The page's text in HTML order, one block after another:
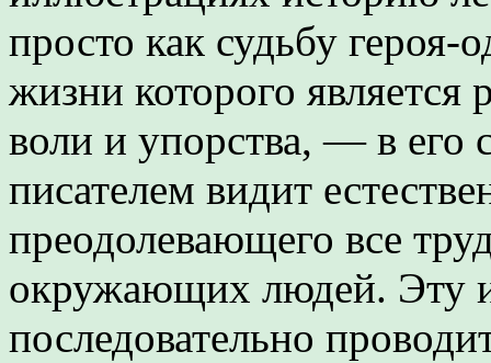
просто как судьбу
жизни которого является
воли и упорства, — в его
писателем видит
преодолевающего все
окружающих людей. Эту
последовательно